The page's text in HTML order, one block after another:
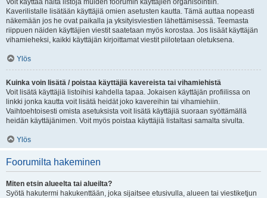
Voit käyttää näitä listoja muiden foorumin käyttäjien organisointiin.
Kaverilistalle lisätään käyttäjiä omien asetusten kautta. Tämä auttaa nopeasti
näkemään jos he ovat paikalla ja yksityisviestien lähettämisessä. Teemasta
riippuen näiden käyttäjien viestit saatetaan myös korostaa. Jos lisäät käyttäjän
vihamieheksi, kaikki käyttäjän kirjoittamat viestit piilotetaan oletuksena.
Ylös
Kuinka voin lisätä / poistaa käyttäjiä kavereista tai vihamiehistä
Voit lisätä käyttäjiä listoihisi kahdella tapaa. Jokaisen käyttäjän profiilissa on
linkki jonka kautta voit lisätä heidät joko kavereihin tai vihamiehiin.
Vaihtoehtoisesti omista asetuksista voit lisätä käyttäjiä suoraan syöttämällä
heidän käyttäjänimen. Voit myös poistaa käyttäjiä listaltasi samalta sivulta.
Ylös
Foorumilta hakeminen
Miten etsin alueelta tai alueilta?
Syötä hakutermi hakukenttään, joka sijaitsee etusivulla, alueen tai viestiketjun